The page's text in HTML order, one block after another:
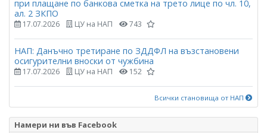
при плащане по банкова сметка на трето лице по чл. 10,
ал. 2 ЗКПО
17.07.2026 ЦУ на НАП 743
НАП: Данъчно третиране по ЗДДФЛ на възстановени
осигурителни вноски от чужбина
17.07.2026 ЦУ на НАП 152
Всички становища от НАП
Намери ни във Facebook